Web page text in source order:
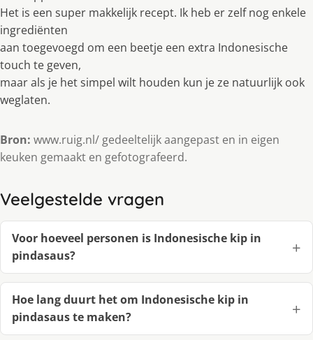
Het is een super makkelijk recept. Ik heb er zelf nog enkele
ingrediënten
aan toegevoegd om een beetje een extra Indonesische
touch te geven,
maar als je het simpel wilt houden kun je ze natuurlijk ook
weglaten.
Bron: www.ruig.nl/ gedeeltelijk aangepast en in eigen
keuken gemaakt en gefotografeerd.
Veelgestelde vragen
Voor hoeveel personen is Indonesische kip in
pindasaus?
Hoe lang duurt het om Indonesische kip in
pindasaus te maken?